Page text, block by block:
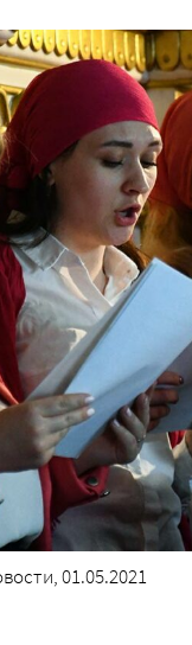
01.05.2021